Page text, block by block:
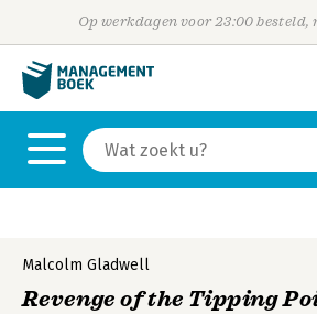
Op werkdagen voor 23:00 besteld,
Malcolm Gladwell
Revenge of the Tipping